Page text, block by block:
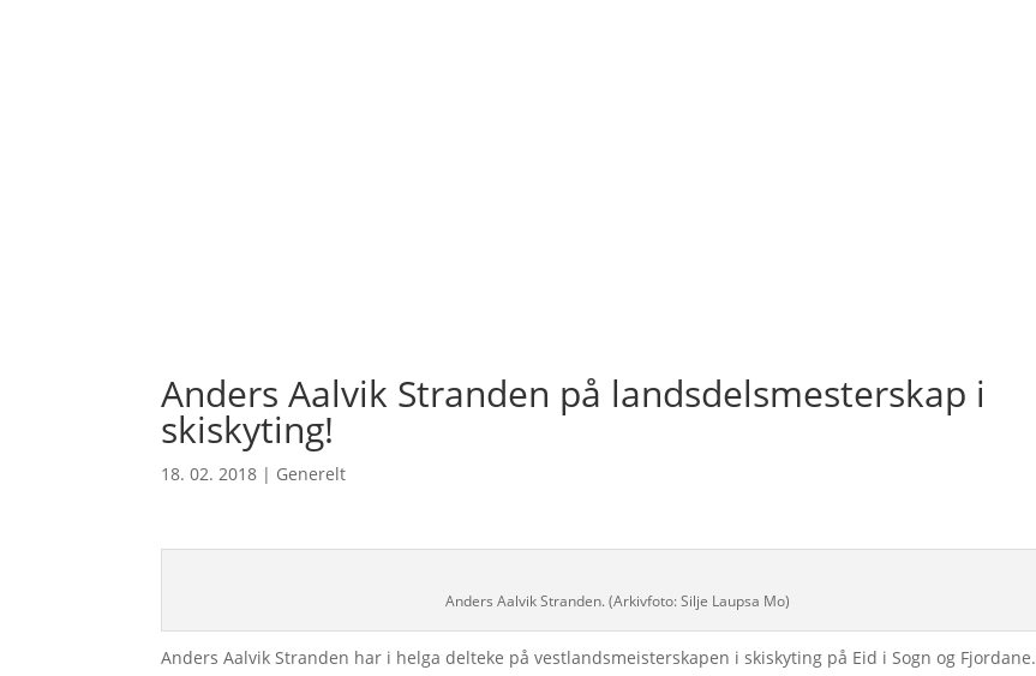
Anders Aalvik Stranden på landsdelsmesterskap i
skiskyting!
18. 02. 2018 | Generelt
Anders Aalvik Stranden. (Arkivfoto: Silje Laupsa Mo)
Anders Aalvik Stranden har i helga delteke på vestlandsmeisterskapen i skiskyting på Eid i Sogn og Fjordane.